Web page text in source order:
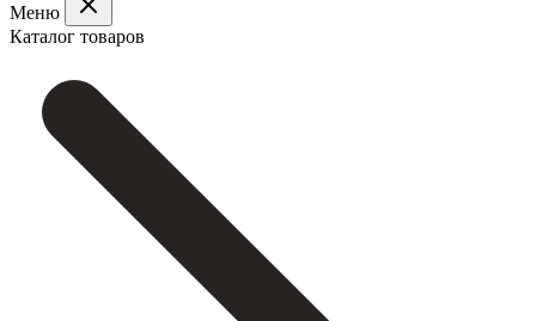
Меню
Каталог товаров